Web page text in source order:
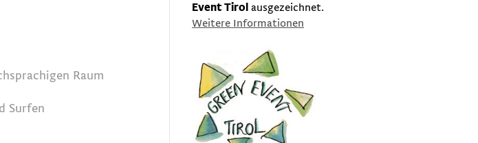
Raum
Surfen
Event Tirol ausgezeichnet.
Weitere Informationen